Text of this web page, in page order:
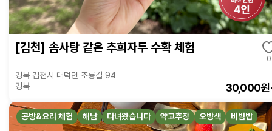
[김천] 솜사탕 같은 추희자두 수확 체험
0
경북 김천시 대덕면 조룡길 94
경북
30,000
공방&요리 체험 해남 다녀왔습니다 약고추장 오방색 비빔밥